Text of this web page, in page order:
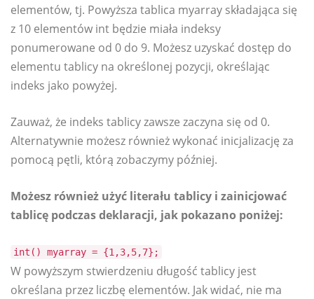
elementów, tj. Powyższa tablica myarray składająca się
z 10 elementów int będzie miała indeksy
ponumerowane od 0 do 9. Możesz uzyskać dostęp do
elementu tablicy na określonej pozycji, określając
indeks jako powyżej.
Zauważ, że indeks tablicy zawsze zaczyna się od 0.
Alternatywnie możesz również wykonać inicjalizację za
pomocą pętli, którą zobaczymy później.
Możesz również użyć literału tablicy i zainicjować
tablicę podczas deklaracji, jak pokazano poniżej:
int() myarray = {1,3,5,7};
W powyższym stwierdzeniu długość tablicy jest
określana przez liczbę elementów. Jak widać, nie ma